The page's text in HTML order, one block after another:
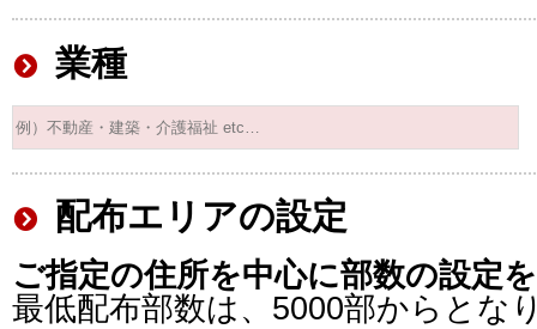
業種
配布エリアの設定
ご指定の住所を中心に部数の設定
最低配布部数は、5000部からとな